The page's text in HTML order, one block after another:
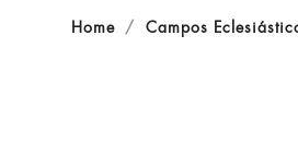
Home Campos